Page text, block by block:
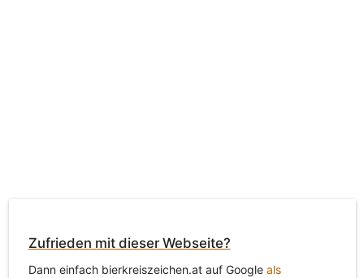
Zufrieden mit dieser Webseite?
Dann einfach bierkreiszeichen.at auf Google als